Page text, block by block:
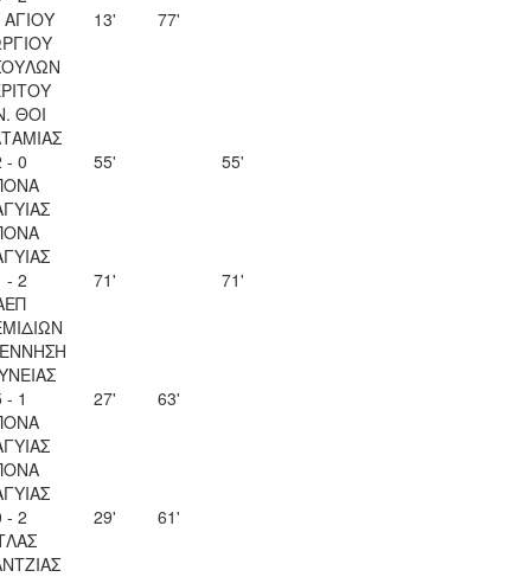
13' 77'
ΘΟΙ
- 0
55' 55'
- 2
71' 71'
- 1
27' 63'
- 2
29' 61'